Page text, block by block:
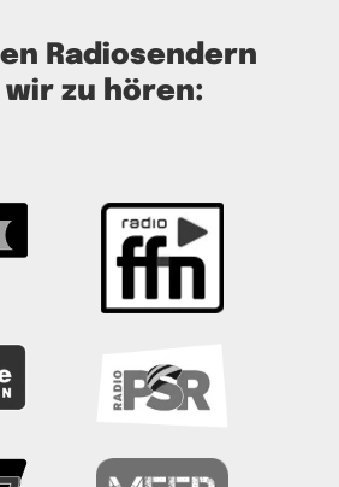
Radiosendern
wir zu hören: